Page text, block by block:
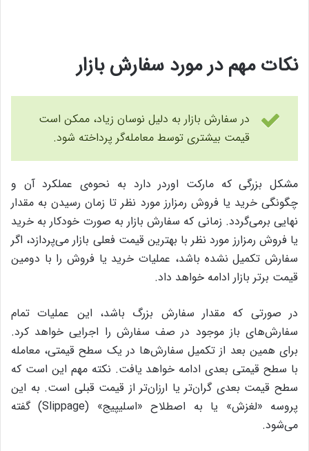
نکات مهم در مورد سفارش بازار
در سفارش بازار به دلیل نوسان زیاد، ممکن است
قیمت بیشتری توسط معامله‌گر پرداخته شود.
مشکل بزرگی که مارکت اوردر دارد به نحوه‌ی عملکرد آن و
چگونگی خرید یا فروش رمزارز مورد نظر تا زمان رسیدن به مقدار
نهایی برمی‌گردد. زمانی که سفارش بازار به صورت خودکار به خرید
یا فروش رمزارز مورد نظر با بهترین قیمت فعلی بازار می‌پردازد، اگر
سفارش تکمیل نشده باشد، عملیات خرید یا فروش را با دومین
قیمت برتر بازار ادامه خواهد داد.
در صورتی که مقدار سفارش بزرگ باشد، این عملیات تمام
سفارش‌های باز موجود در صف سفارش را اجرایی خواهد کرد.
برای همین بعد از تکمیل سفارش‌ها در یک سطح قیمتی، معامله
با سطح قیمتی بعدی ادامه خواهد یافت. نکته‌ مهم این است که
سطح قیمت بعدی گران‌تر یا ارزان‌تر از قیمت قبلی است. به این
پروسه «لغزش» یا به اصطلاح «اسلیپیج» (Slippage) گفته
می‌شود.